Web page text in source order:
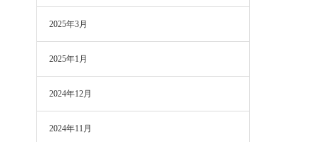
2025年3月
2025年1月
2024年12月
2024年11月